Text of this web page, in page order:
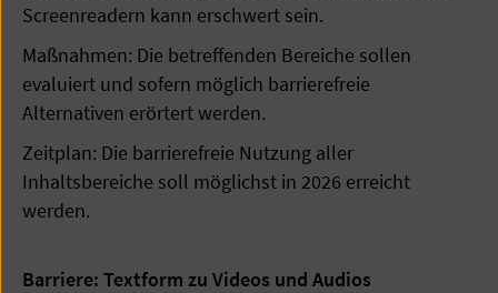
Screenreadern kann erschwert sein.
Maßnahmen: Die betreffenden Bereiche sollen
evaluiert und sofern möglich barrierefreie
Alternativen erörtert werden.
Zeitplan: Die barrierefreie Nutzung aller
Inhaltsbereiche soll möglichst in 2026 erreicht
werden.
Barriere: Textform zu Videos und Audios